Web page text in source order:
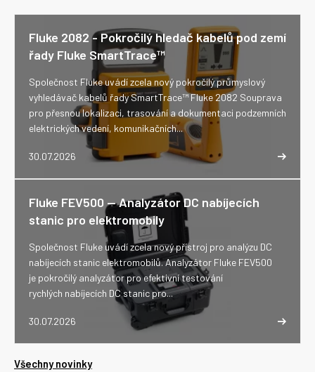
Fluke 2082 - Pokročilý hledač kabelů pod zemí
řady Fluke SmartTrace™
30.07.2026
Společnost Fluke uvádí zcela nový pokročilý průmyslový
vyhledávač kabelů řady SmartTrace™ Fluke 2082 Souprava
pro přesnou lokalizaci, trasování a dokumentaci podzemních
elektrických vedení, komunikačních...
Fluke FEV500 -- Analyzátor DC nabíjecích
stanic pro elektromobily
30.07.2026
Společnost Fluke uvádí zcela nový přístroj pro analýzu DC
nabíjecích stanic elektromobilů. Analyzátor Fluke FEV500
je pokročilý analyzátor pro efektivní testování
rychlých nabíjecích DC stanic pro...
Všechny novinky